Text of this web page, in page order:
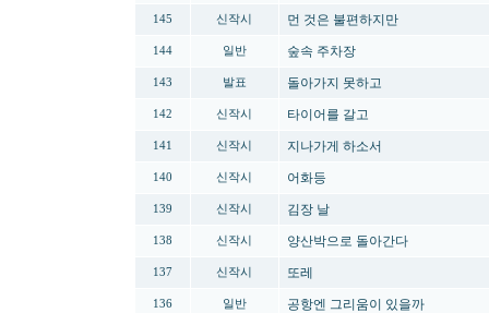
145 신작시 먼 것은 불편하지만
144 일반 숲속 주차장
143 발표 돌아가지 못하고
142 신작시 타이어를 갈고
141 신작시 지나가게 하소서
140 신작시 어화등
139 신작시 김장 날
138 신작시 양산박으로 돌아간다
137 신작시 또레
136 일반 공항엔 그리움이 있을까